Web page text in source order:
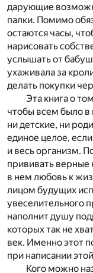
дарующие
палки. Помимо
остаются часы,
нарисовать
услышать от
ухаживала за
делать покупки
Эта книга о
чтобы всем было в
ни детские, ни
единое целое,
и весь организм.
прививать верные
в нем любовь к
лицом будущих
увеселительного
наполнит душу
которых так не
век. Именно этот
при написании
Кого можно